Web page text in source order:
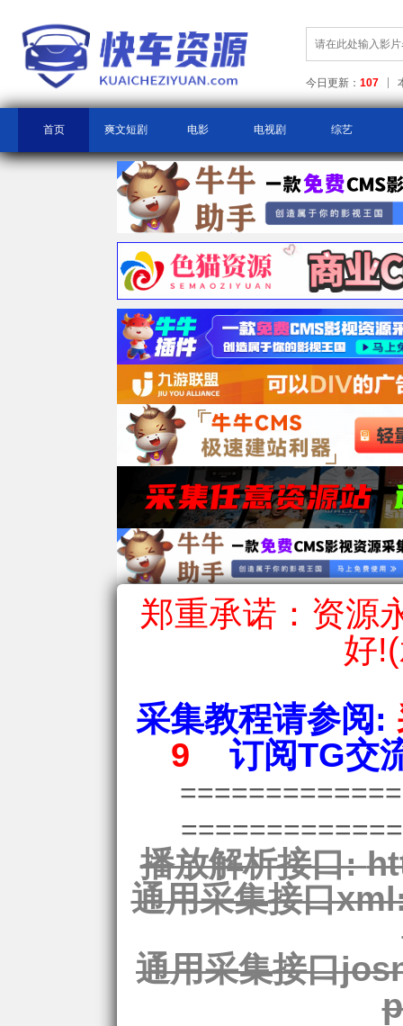
今日更新： 107
首页 爽文短剧 电影 电视剧 综艺
郑重承诺：资源
好
采集教程请参阅:
9
订阅TG交
播放解析接口:
通用采集接口
通用采集接口